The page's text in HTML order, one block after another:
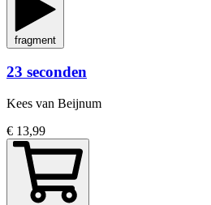
fragment
23 seconden
Kees van Beijnum
€ 13,99